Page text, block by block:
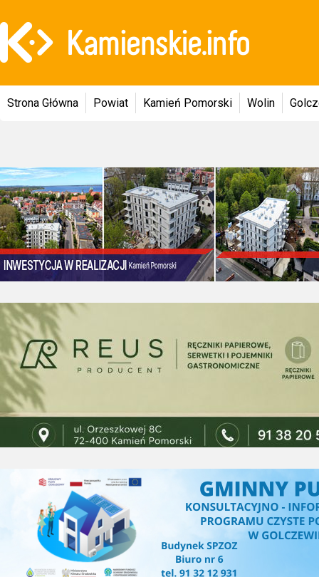
Strona Główna Powiat Kamień Pomorski Wolin